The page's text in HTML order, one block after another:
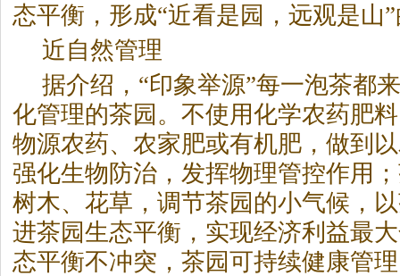
态平衡，形成“近看是园，远观是山
近自然管理
据介绍，“印象举源”每一泡茶都
化管理的茶园。不使用化学农药肥
物源农药、农家肥或有机肥，做到
强化生物防治，发挥物理管控作用；
树木、花草，调节茶园的小气候，以
进茶园生态平衡，实现经济利益最
态平衡不冲突， 茶园可持续健康管